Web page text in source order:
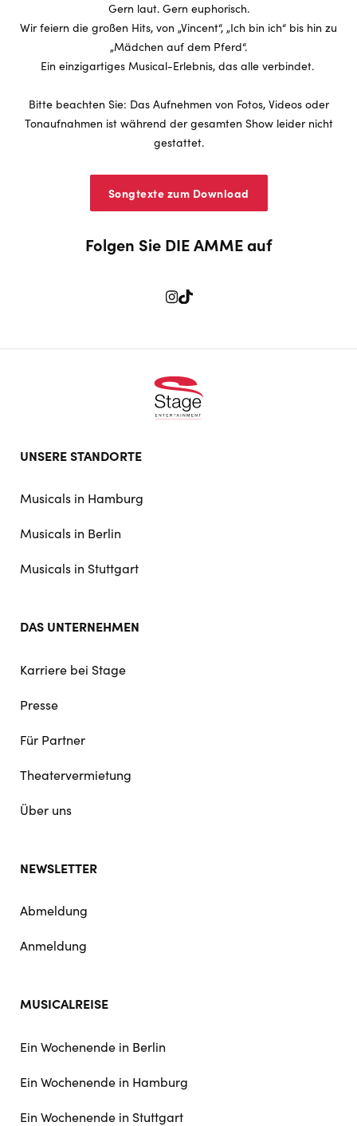
Gern laut. Gern euphorisch.
Wir feiern die großen Hits, von „Vincent“, „Ich bin ich“ bis hin zu
„Mädchen auf dem Pferd“.
Ein einzigartiges Musical-Erlebnis, das alle verbindet.
Bitte beachten Sie: Das Aufnehmen von Fotos, Videos oder
Tonaufnahmen ist während der gesamten Show leider nicht
gestattet.
Songtexte zum Download
Folgen Sie DIE AMME auf
doormat
UNSERE STANDORTE
Musicals in Hamburg
Musicals in Berlin
Musicals in Stuttgart
DAS UNTERNEHMEN
Karriere bei Stage
Presse
Für Partner
Theatervermietung
Über uns
NEWSLETTER
Abmeldung
Anmeldung
MUSICALREISE
Ein Wochenende in Berlin
Ein Wochenende in Hamburg
Ein Wochenende in Stuttgart